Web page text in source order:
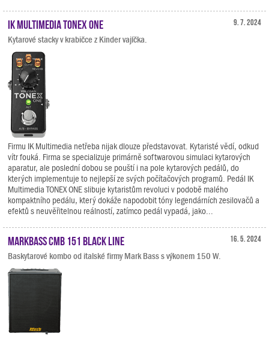
9. 7. 2024
IK Multimedia TONEX ONE
Kytarové stacky v krabičce z Kinder vajíčka.
Firmu IK Multimedia netřeba nijak dlouze představovat. Kytaristé vědí, odkud
vítr fouká. Firma se specializuje primárně softwarovou simulaci kytarových
aparatur, ale poslední dobou se pouští i na pole kytarových pedálů, do
kterých implementuje to nejlepší ze svých počítačových programů. Pedál IK
Multimedia TONEX ONE slibuje kytaristům revoluci v podobě malého
kompaktního pedálu, který dokáže napodobit tóny legendárních zesilovačů a
efektů s neuvěřitelnou reálností, zatímco pedál vypadá, jako...
16. 5. 2024
Markbass CMB 151 Black Line
Baskytarové kombo od italské firmy Mark Bass s výkonem 150 W.